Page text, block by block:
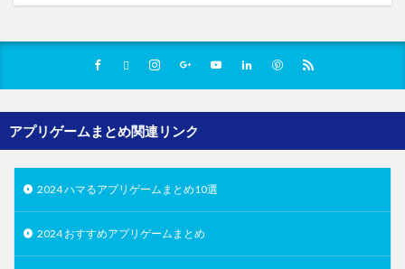
アプリゲームまとめ関連リンク
2024 ハマるアプリゲームまとめ10選
2024 おすすめアプリゲームまとめ